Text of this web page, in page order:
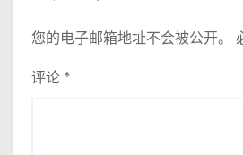
您的电子邮箱地址不会被公开。
评论 *